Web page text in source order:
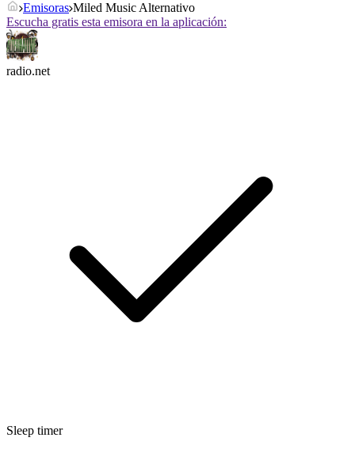
Emisoras Miled Music Alternativo
Escucha gratis esta emisora en la aplicación:
radio.net
Sleep timer